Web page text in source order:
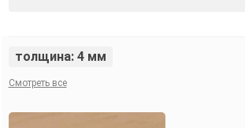
толщина: 4 мм
Смотреть все